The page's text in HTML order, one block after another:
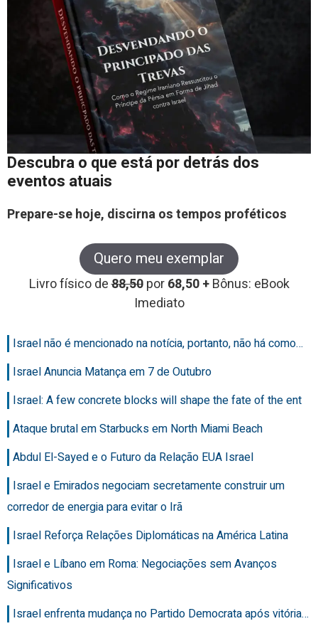
Descubra o que está por detrás dos
eventos atuais
Prepare-se hoje, discirna os tempos proféticos
Quero meu exemplar
Livro físico de88,50 por68,50 +Bônus: eBook
Imediato
Israel não é mencionado na notícia, portanto, não há como…
Israel Anuncia Matança em 7 de Outubro
Israel: A few concrete blocks will shape the fate of the ent
Ataque brutal em Starbucks em North Miami Beach
Abdul El-Sayed e o Futuro da Relação EUA Israel
Israel e Emirados negociam secretamente construir um
corredor de energia para evitar o Irã
Israel Reforça Relações Diplomáticas na América Latina
Israel e Líbano em Roma: Negociações sem Avanços
Significativos
Israel enfrenta mudança no Partido Democrata após vitória…